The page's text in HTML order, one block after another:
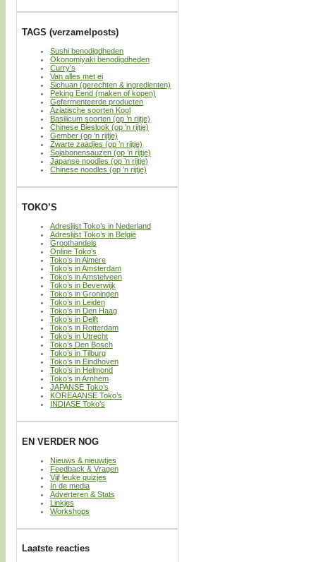
TAGS (verzamelposts)
Sushi benodigdheden
Okonomiyaki benodigdheden
Curry’s
Van alles met ei
Sichuan (gerechten & ingredienten)
Peking Eend (maken of kopen)
Gefermenteerde producten
Aziatische soorten Kool
Basilicum soorten (op ’n rijtje)
Chinese Bieslook (op ’n rijtje)
Gember (op ’n rijtje)
Zwarte zaadjes (op ’n rijtje)
Sojabonensauzen (op ’n rijtje)
Japanse noodles (op ’n rijtje)
Chinese noodles (op ’n rijtje)
TOKO’S
Adreslijst Toko’s in Nederland
Adreslijst Toko’s in België
Groothandels
Online Toko’s
Toko’s in Almere
Toko’s in Amsterdam
Toko’s in Amstelveen
Toko’s in Beverwijk
Toko’s in Groningen
Toko’s in Leiden
Toko’s in Den Haag
Toko’s in Delft
Toko’s in Rotterdam
Toko’s in Utrecht
Toko’s Den Bosch
Toko’s in Tilburg
Toko’s in Eindhoven
Toko’s in Helmond
Toko’s in Arnhem
JAPANSE Toko’s
KOREAANSE Toko’s
INDIASE Toko’s
EN VERDER NOG
Nieuws & nieuwtjes
Feedback & Vragen
Vijf leuke quizjes
In de media
Adverteren & Stats
Linkjes
Workshops
Laatste reacties